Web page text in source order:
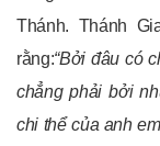
Thánh. Thánh
rằng:“Bởi đâu có
chẳng phải bởi
chi thể của anh